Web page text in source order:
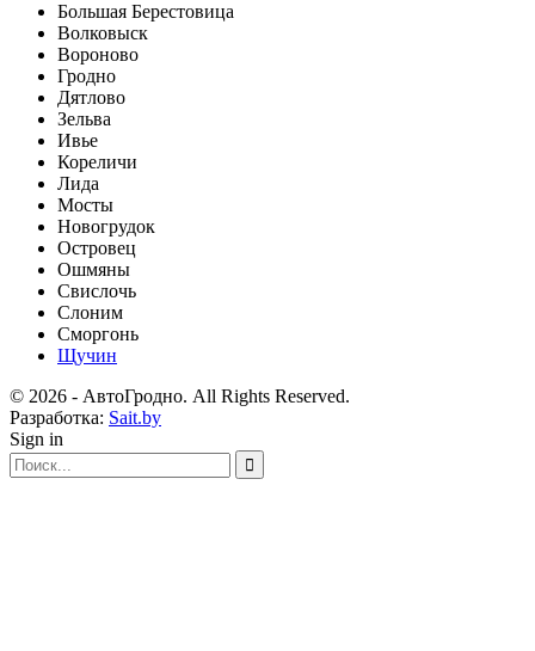
Большая Берестовица
Волковыск
Вороново
Гродно
Дятлово
Зельва
Ивье
Кореличи
Лида
Мосты
Новогрудок
Островец
Ошмяны
Свислочь
Слоним
Сморгонь
Щучин
© 2026 - АвтоГродно. All Rights Reserved.
Разработка: Sait.by
Sign in